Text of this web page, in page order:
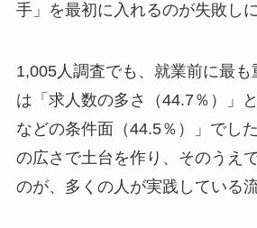
手」を最初に入れるのが失敗し
1,005人調査でも、就業前に最
は「求人数の多さ（44.7％）」
などの条件面（44.5％）」でし
の広さで土台を作り、そのうえ
のが、多くの人が実践している流